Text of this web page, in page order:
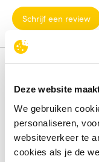
Deze website
We gebruiken
personaliseren,
websiteverkeer te
cookies als je de
Schrijf een review